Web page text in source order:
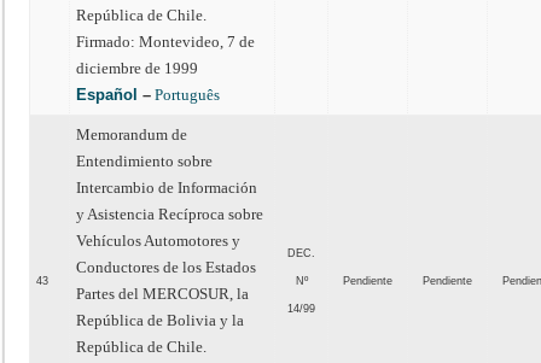
República de Chile.
Firmado: Montevideo, 7 de
diciembre de 1999
Español – Português
43
Memorandum de
Entendimiento sobre
Intercambio de Información
y Asistencia Recíproca sobre
Vehículos Automotores y
Conductores de los Estados
Partes del MERCOSUR, la
República de Bolivia y la
República de Chile.
DEC.
Nº
14/99
Pendiente Pendiente